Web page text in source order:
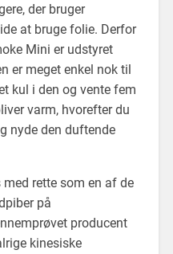
der bruger
at bruge folie. Derfor
Mini er udstyret
er meget enkel nok til
kul i den og vente fem
varm, hvorefter du
nyde den duftende
rette som en af ​​de
på
producent
kinesiske